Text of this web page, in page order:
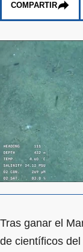
COMPARTIR
Tras ganar el
de científicos